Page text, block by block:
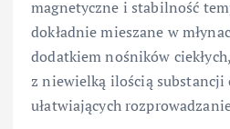
magnetyczne i stabilność
dokładnie mieszane w
dodatkiem nośników
z niewielką ilością substancji
ułatwiających